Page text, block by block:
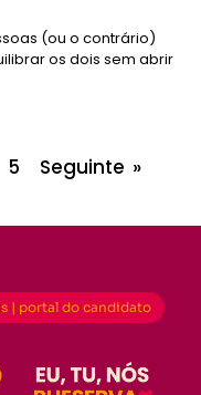
(ou o contrário)
os dois sem abrir
5 Seguinte »
| portal do candidato